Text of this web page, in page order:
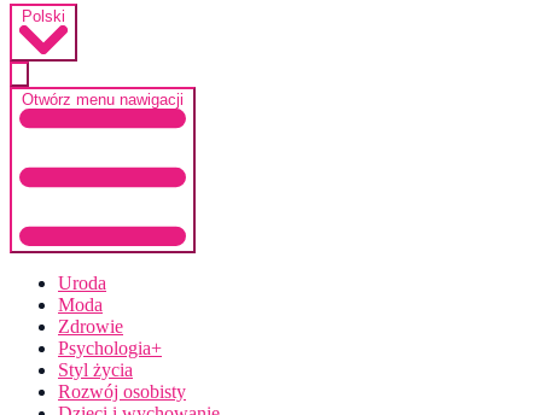
Polski
Otwórz menu nawigacji
Uroda
Moda
Zdrowie
Psychologia+
Styl życia
Rozwój osobisty